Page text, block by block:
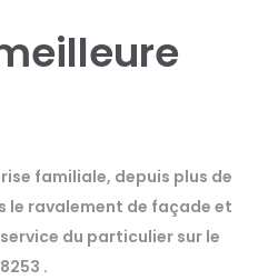
familiale, depuis plus de
le ravalement de façade et
du particulier sur le
.